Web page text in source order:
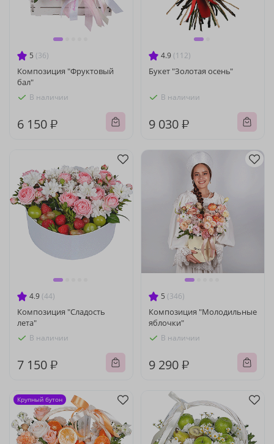
5 (36)
Композиция "Фруктовый
бал"
В наличии
6 150 ₽
4.9 (112)
Букет "Золотая осень"
В наличии
9 030 ₽
4.9 (44)
Композиция "Сладость
лета"
В наличии
7 150 ₽
5 (346)
Композиция "Молодильные
яблочки"
В наличии
9 290 ₽
Крупный бутон